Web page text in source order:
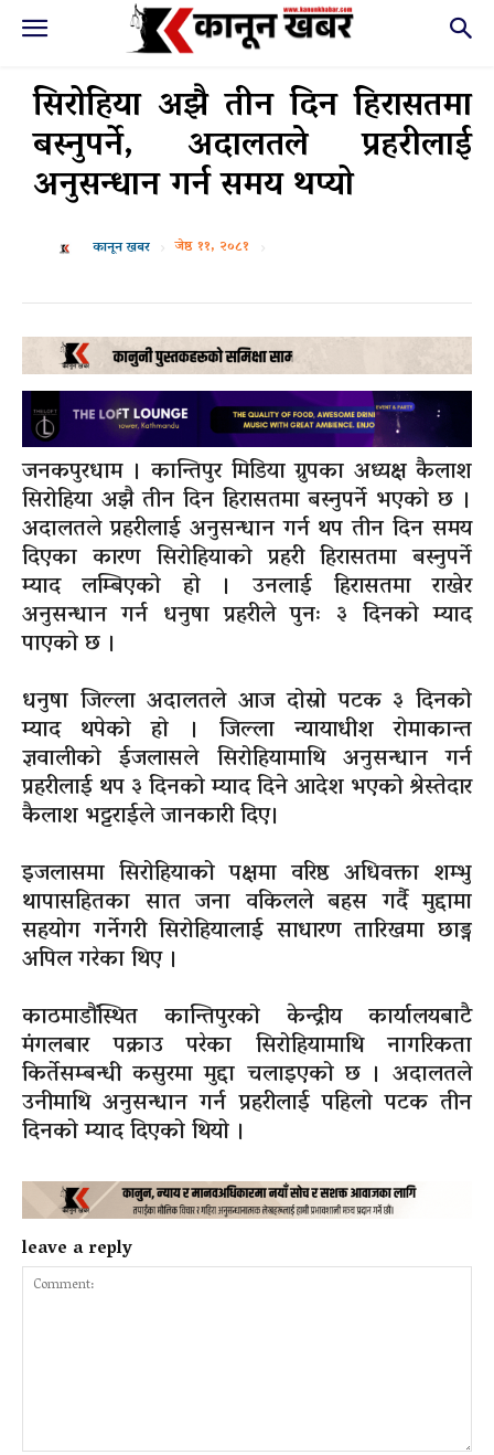
सिरोहिया अझै तीन दिन हिरासतमा
बस्नुपर्ने, अदालतले प्रहरीलाई
अनुसन्धान गर्न समय थप्यो
कानून खबर जेष्ठ ११, २०८१
जनकपुरधाम । कान्तिपुर मिडिया ग्रुपका अध्यक्ष कैलाश
सिरोहिया अझै तीन दिन हिरासतमा बस्नुपर्ने भएको छ ।
अदालतले प्रहरीलाई अनुसन्धान गर्न थप तीन दिन समय
दिएका कारण सिरोहियाको प्रहरी हिरासतमा बस्नुपर्ने
म्याद लम्बिएको हो । उनलाई हिरासतमा राखेर
अनुसन्धान गर्न धनुषा प्रहरीले पुनः ३ दिनको म्याद
पाएको छ ।
धनुषा जिल्ला अदालतले आज दोस्रो पटक ३ दिनको
म्याद थपेको हो । जिल्ला न्यायाधीश रोमाकान्त
ज्ञवालीको ईजलासले सिरोहियामाथि अनुसन्धान गर्न
प्रहरीलाई थप ३ दिनको म्याद दिने आदेश भएको श्रेस्तेदार
कैलाश भट्टराईले जानकारी दिए।
इजलासमा सिरोहियाको पक्षमा वरिष्ठ अधिवक्ता शम्भु
थापासहितका सात जना वकिलले बहस गर्दै मुद्दामा
सहयोग गर्नेगरी सिरोहियालाई साधारण तारिखमा छाड्न
अपिल गरेका थिए ।
काठमाडौंस्थित कान्तिपुरको केन्द्रीय कार्यालयबाटै
मंगलबार पक्राउ परेका सिरोहियामाथि नागरिकता
किर्तेसम्बन्धी कसुरमा मुद्दा चलाइएको छ । अदालतले
उनीमाथि अनुसन्धान गर्न प्रहरीलाई पहिलो पटक तीन
दिनको म्याद दिएको थियो ।
leave a reply